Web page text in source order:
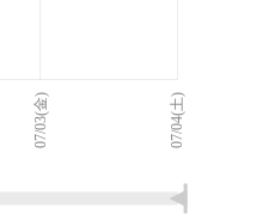
07/03(金) 07/04(土)